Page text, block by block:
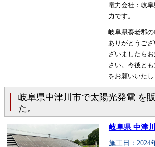
電力会社：岐
力です。
岐阜県養老郡
ありがとうご
ざいましたら
さい。今後と
をお願いいたし
岐阜県中津川市で太陽光発電 を
た。
岐阜県 中津
施工日：2024